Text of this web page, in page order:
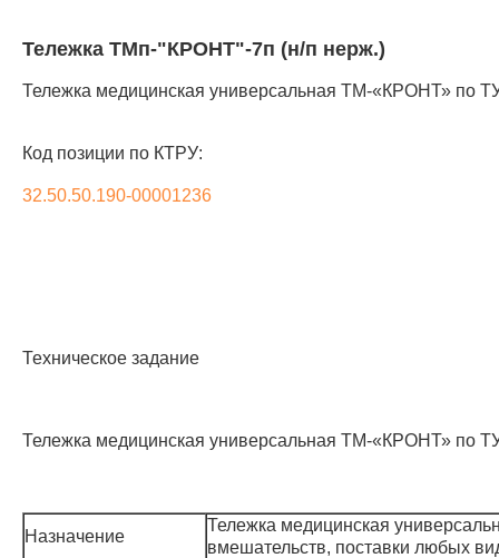
Тележка ТМп-"КРОНТ"-7п (н/п нерж.)
Тележка медицинская универсальная ТМ-«КРОНТ» по
Код позиции по КТРУ:
32.50.50.190-00001236
Техническое задание
Тележка медицинская универсальная ТМ-«КРОНТ» по
Назначение
Тележка медицинская
вмешательств, поставки любых